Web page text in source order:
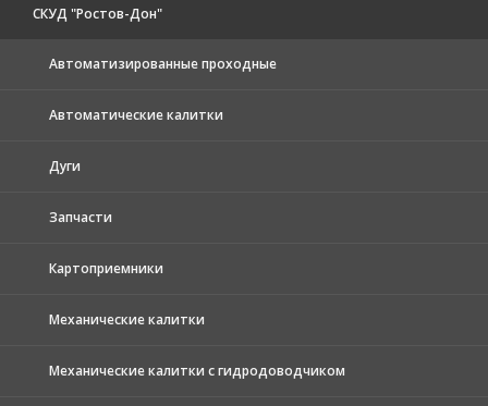
СКУД "Ростов-Дон"
Автоматизированные проходные
Автоматические калитки
Дуги
Запчасти
Картоприемники
Механические калитки
Механические калитки с гидродоводчиком